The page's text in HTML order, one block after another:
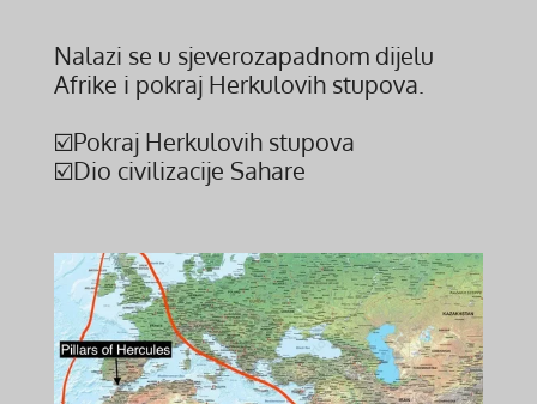
Nalazi se u sjeverozapadnom dijelu
Afrike i pokraj Herkulovih stupova.
☑️Pokraj Herkulovih stupova
☑️Dio civilizacije Sahare